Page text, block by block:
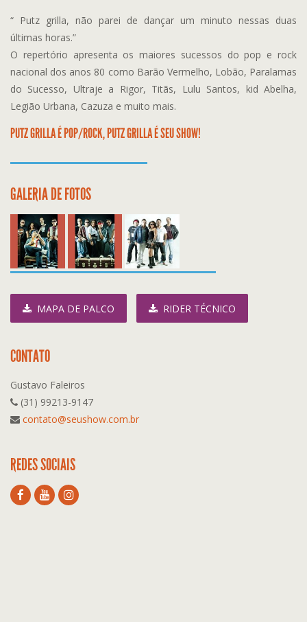
“ Putz grilla, não parei de dançar um minuto nessas duas
últimas horas.”
O repertório apresenta os maiores sucessos do pop e rock
nacional dos anos 80 como Barão Vermelho, Lobão, Paralamas
do Sucesso, Ultraje a Rigor, Titãs, Lulu Santos, kid Abelha,
Legião Urbana, Cazuza e muito mais.
PUTZ GRILLA É POP/ROCK, PUTZ GRILLA É SEU SHOW!
GALERIA DE FOTOS
MAPA DE PALCO RIDER TÉCNICO
CONTATO
Gustavo Faleiros
(31) 99213-9147
contato@seushow.com.br
REDES SOCIAIS